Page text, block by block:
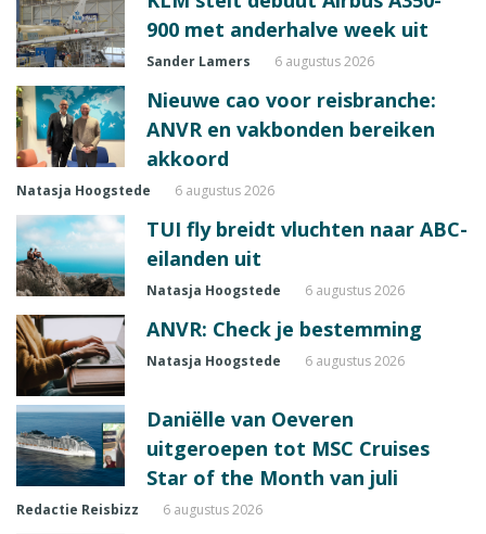
900 met anderhalve week uit
Sander Lamers 6 augustus 2026
Nieuwe cao voor reisbranche:
ANVR en vakbonden bereiken
akkoord
Natasja Hoogstede 6 augustus 2026
TUI fly breidt vluchten naar ABC-
eilanden uit
Natasja Hoogstede 6 augustus 2026
ANVR: Check je bestemming
Natasja Hoogstede 6 augustus 2026
Daniëlle van Oeveren
uitgeroepen tot MSC Cruises
Star of the Month van juli
Redactie Reisbizz 6 augustus 2026